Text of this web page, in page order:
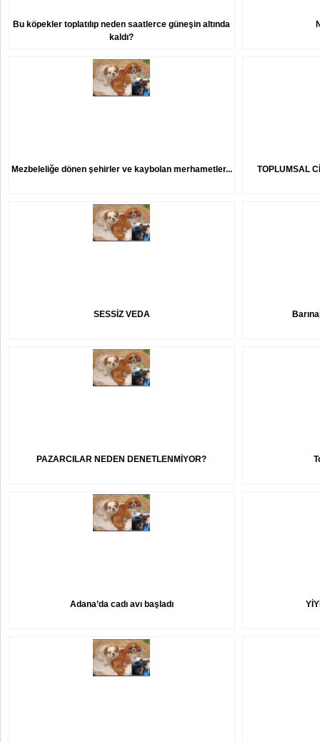
Bu köpekler toplatılıp neden saatlerce güneşin altında
kaldı?
Mezbeleliğe dönen şehirler ve kaybolan merhametler... TOPLUMSAL
SESSİZ VEDA
PAZARCILAR NEDEN DENETLENMİYOR?
Adana’da cadı avı başladı